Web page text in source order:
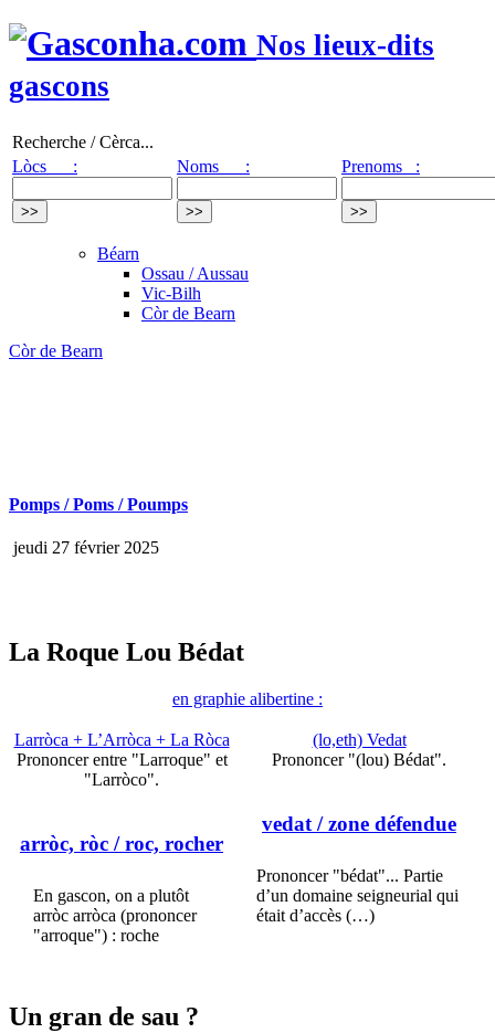
Nos lieux-dits
gascons
Recherche / Cèrca...
Lòcs :
Noms : Prenoms :
Béarn
Ossau / Aussau
Vic-Bilh
Còr de Bearn
Còr de Bearn
Pomps / Poms / Poumps
jeudi 27 février 2025
La Roque Lou Bédat
en graphie alibertine :
Larròca + L’Arròca + La Ròca
Prononcer entre "Larroque" et
"Larròco".
arròc, ròc / roc, rocher
En gascon, on a plutôt
arròc arròca (prononcer
"arroque") : roche
(lo,eth) Vedat
Prononcer "(lou) Bédat".
vedat / zone défendue
Prononcer "bédat"... Partie
d’un domaine seigneurial qui
était d’accès (…)
Un gran de sau ?